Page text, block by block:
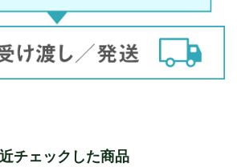
チェックした商品